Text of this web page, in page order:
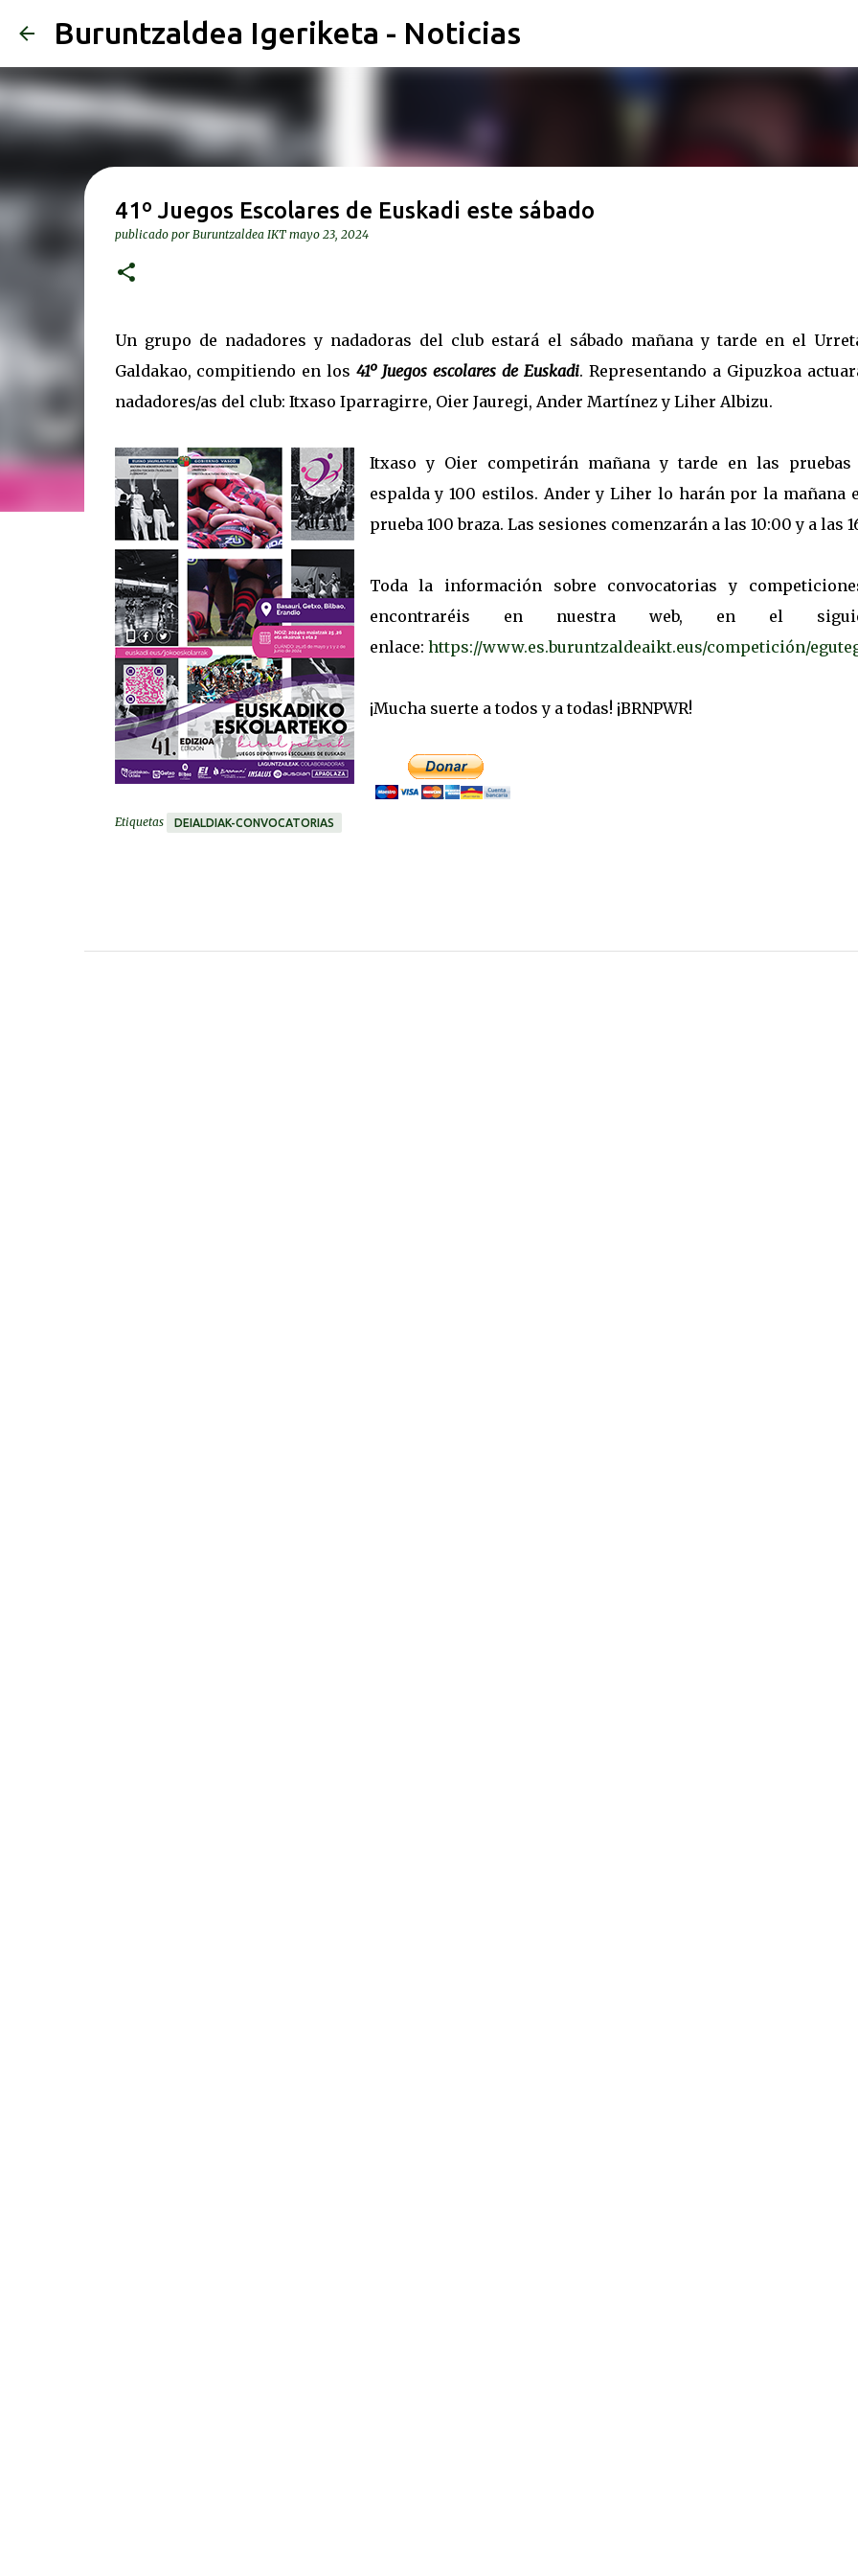
Buruntzaldea Igeriketa - Noticias
41º Juegos Escolares de Euskadi este sábado
publicado por Buruntzaldea IKT mayo 23, 2024
Un grupo de nadadores y nadadoras del club estará el sábado mañana y tarde en el
Galdakao, compitiendo en los41º Juegos escolares de Euskadi. Representando a Gipuzkoa
nadadores/as del club: Itxaso Iparragirre, Oier Jauregi, Ander Martínez y Liher Albizu.
Itxaso y Oier competirán mañana y tarde en las pruebas
espalda y 100 estilos. Ander y Liher lo harán por la mañana
prueba 100 braza. Las sesiones comenzarán a las 10:00 y a las
Toda la información sobre convocatorias y
encontraréis en nuestra web, en el
enlace: https://www.es.buruntzaldeaikt.eus/competición/
¡Mucha suerte a todos y a todas! ¡BRNPWR!
Etiquetas DEIALDIAK-CONVOCATORIAS